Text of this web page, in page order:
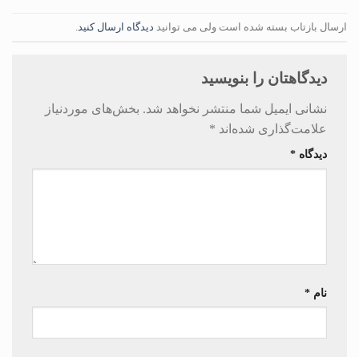
ارسال بازتاب بسته شده است ولی می توانید دیدگاه ارسال کنید
دیدگاهتان را بنویسید
نشانی ایمیل شما منتشر نخواهد شد. بخش‌های موردنیاز
علامت‌گذاری شده‌اند *
دیدگاه *
نام *